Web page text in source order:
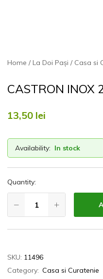
Home La Doi Pași Casa si
CASTRON INOX
13,50 lei
Availability: In stock
Quantity:
SKU: 11496
Category: Casa si Curatenie